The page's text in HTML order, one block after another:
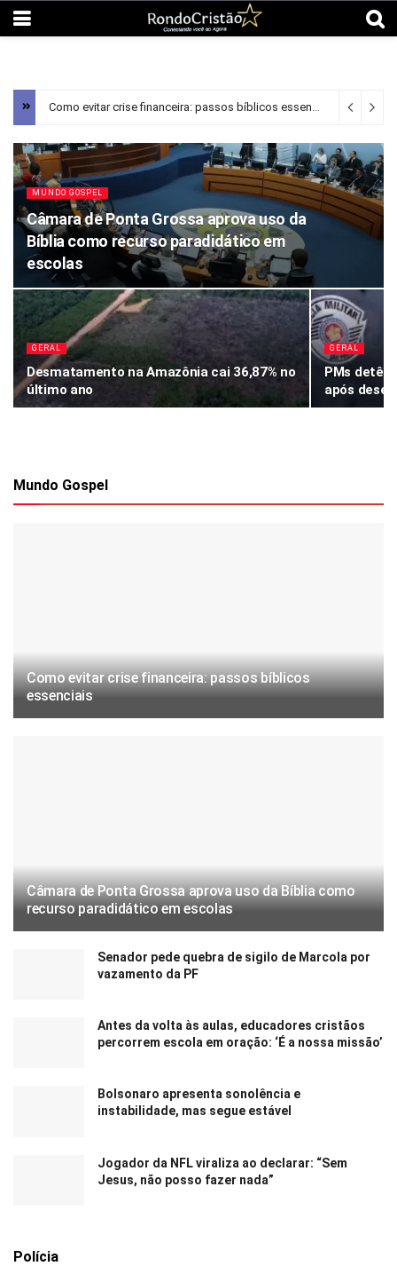
Como evitar crise financeira: passos bíblicos essenciais 2 horas
MUNDO GOSPEL
Câmara de Ponta Grossa aprova uso da
Bíblia como recurso paradidático em
escolas
GERAL
Desmatamento na Amazônia cai 36,87% no
último ano
GERAL
PMs
após
Mundo Gospel
Como evitar crise financeira: passos bíblicos
essenciais
Câmara de Ponta Grossa aprova uso da Bíblia como
recurso paradidático em escolas
Senador pede quebra de sigilo de Marcola por
vazamento da PF
Antes da volta às aulas, educadores cristãos
percorrem escola em oração: ‘É a nossa missão’
Bolsonaro apresenta sonolência e
instabilidade, mas segue estável
Jogador da NFL viraliza ao declarar: “Sem
Jesus, não posso fazer nada”
Polícia